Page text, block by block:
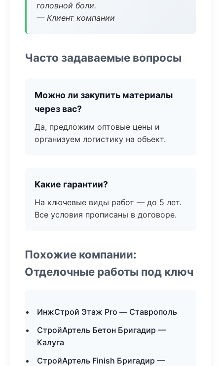
головной боли.
— Клиент компании
Часто задаваемые вопросы
Можно ли закупить материалы
через вас?
Да, предложим оптовые цены и
организуем логистику на объект.
Какие гарантии?
На ключевые виды работ — до 5 лет.
Все условия прописаны в договоре.
Похожие компании:
Отделочные работы под ключ
ИнжСтрой Этаж Pro — Ставрополь
СтройАртель Бетон Бригадир —
Калуга
СтройАртель Finish Бригадир —